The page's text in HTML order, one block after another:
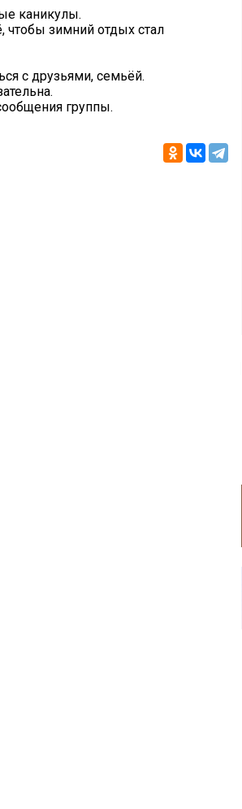
каникулы.
чтобы зимний отдых стал
с друзьями, семьёй.
группы.